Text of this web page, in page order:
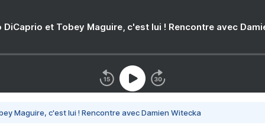
DiCaprio et Tobey Maguire, c'est lui ! Rencontre avec
Maguire, c'est lui ! Rencontre avec Damien Witecka